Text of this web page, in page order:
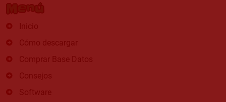
Menú
Inicio
Cómo descargar
Comprar Base Datos
Consejos
Software